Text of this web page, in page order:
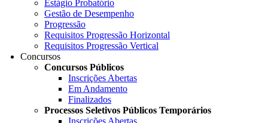
Estágio Probatório
Gestão de Desempenho
Progressão
Requisitos Progressão Horizontal
Requisitos Progressão Vertical
Concursos
Concursos Públicos
Inscrições Abertas
Em Andamento
Finalizados
Processos Seletivos Públicos Temporários
Inscrições Abertas